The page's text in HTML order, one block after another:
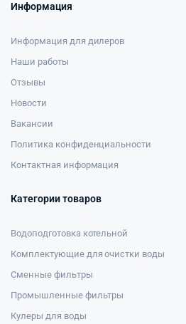
Информация
Информация для дилеров
Наши работы
Отзывы
Новости
Вакансии
Политика конфиденциальности
Контактная информация
Категории товаров
Водоподготовка котельной
Комплектующие для очистки воды
Сменные фильтры
Промышленные фильтры
Кулеры для воды